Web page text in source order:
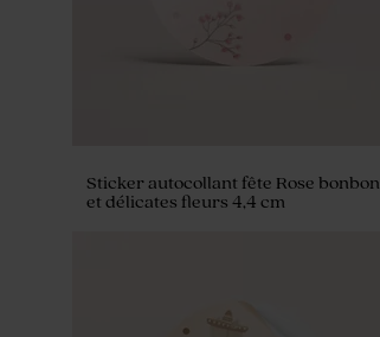
Sticker autocollant fête Rose bonbon
et délicates fleurs 4,4 cm